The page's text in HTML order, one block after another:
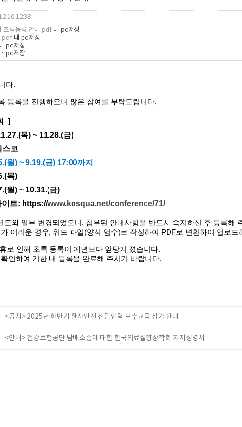
10:12:38
초록등록 안내.pdf 내 pc저장
.pdf 내 pc저장
pc저장
pc저장
다.
등록을 진행하오니 많은 참여를 부탁드립니다.
]
목) ~ 11.28.(금)
스코
월) ~ 9.19.(금) 17:00까지
목)
월) ~ 10.31.(금)
이트: https://www.kosqua.net/conference/71/
도와 일부 변경되었으니 , 첨부된 안내사항을 반드시 숙지하신 후 등록해
어려운 경우, 워드 파일(양식 엄수)로 작성하여 PDF로 변환하여 업로드
로 인해 초록 등록이 예년보다 앞당겨 졌습니다.
인하여 기한 내 등록을 완료해 주시기 바랍니다.
<공지> 2025년 하반기 환자안전 전담인력 보수교육 참가 안내
<안내> 건강보험공단 담배소송에 대한 한국의료질향상학회 지지성명서